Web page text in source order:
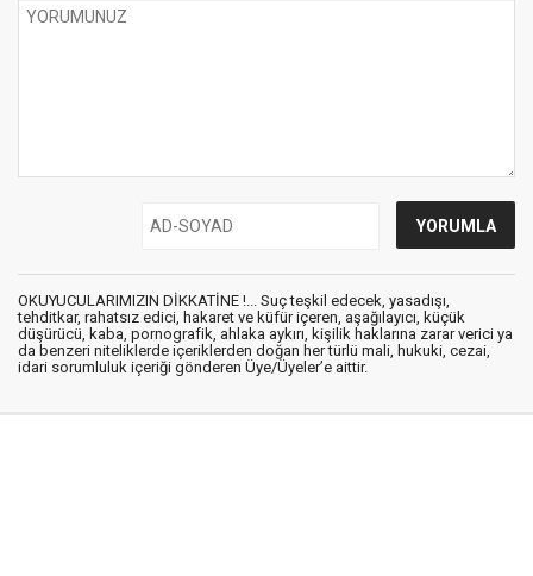
OKUYUCULARIMIZIN DİKKATİNE !... Suç teşkil edecek, yasadışı,
tehditkar, rahatsız edici, hakaret ve küfür içeren, aşağılayıcı, küçük
düşürücü, kaba, pornografik, ahlaka aykırı, kişilik haklarına zarar verici ya
da benzeri niteliklerde içeriklerden doğan her türlü mali, hukuki, cezai,
idari sorumluluk içeriği gönderen Üye/Üyeler’e aittir.